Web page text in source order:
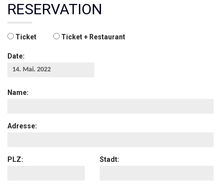
RESERVATION
Ticket Ticket + Restaurant
Date:
Name:
Adresse:
PLZ: Stadt: